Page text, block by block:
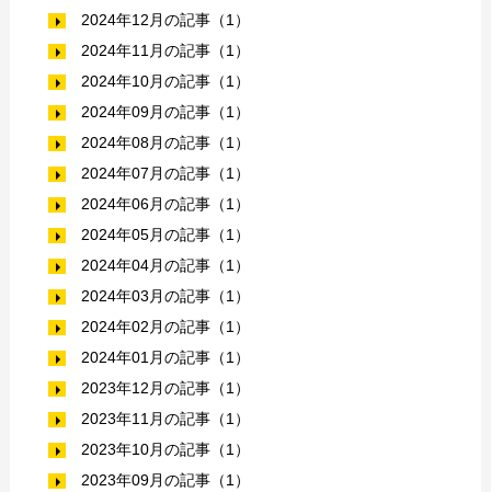
2024年12月の記事（1）
2024年11月の記事（1）
2024年10月の記事（1）
2024年09月の記事（1）
2024年08月の記事（1）
2024年07月の記事（1）
2024年06月の記事（1）
2024年05月の記事（1）
2024年04月の記事（1）
2024年03月の記事（1）
2024年02月の記事（1）
2024年01月の記事（1）
2023年12月の記事（1）
2023年11月の記事（1）
2023年10月の記事（1）
2023年09月の記事（1）